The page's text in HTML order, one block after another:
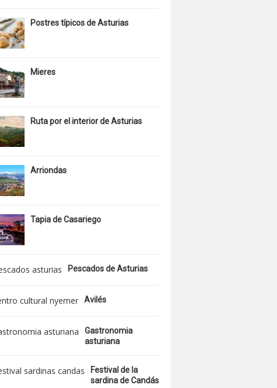
Postres típicos de Asturias
Mieres
Ruta por el interior de Asturias
Arriondas
Tapia de Casariego
Pescados de Asturias
Avilés
Gastronomia
asturiana
Festival de la
sardina de Candás